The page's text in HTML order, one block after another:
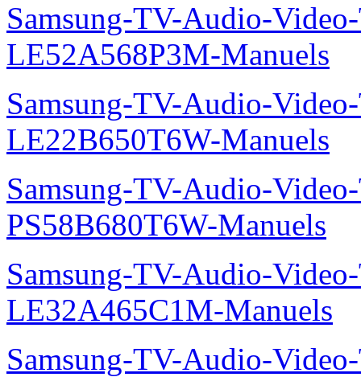
Samsung-TV-Audio-
LE52A568P3M-Manuels
Samsung-TV-Audio-
LE22B650T6W-Manuels
Samsung-TV-Audio-
PS58B680T6W-Manuels
Samsung-TV-Audio-
LE32A465C1M-Manuels
Samsung-TV-Audio-